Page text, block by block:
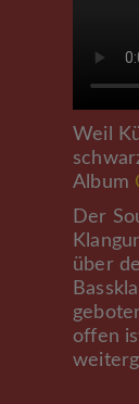
Weil
Album
Der
über
offen